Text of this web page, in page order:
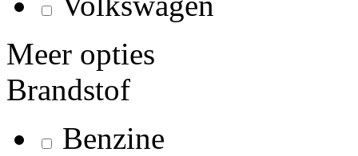
Meer opties
Brandstof
Benzine